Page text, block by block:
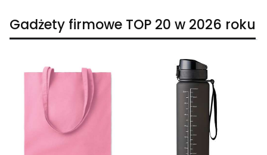
Gadżety firmowe TOP 20 w 2026 roku